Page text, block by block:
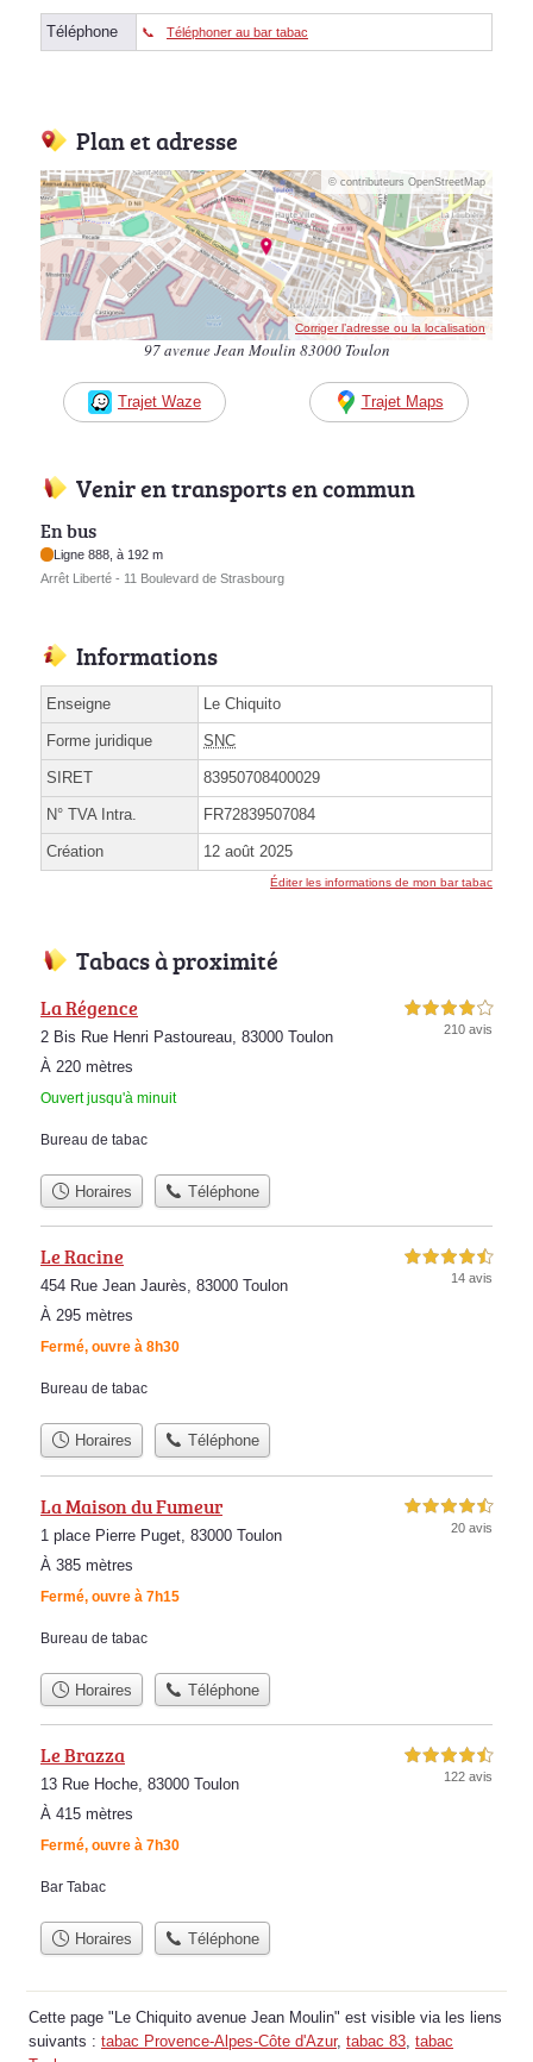
Téléphone Téléphoner au bar tabac
Plan et adresse
© contributeurs OpenStreetMap
Corriger l’adresse ou la localisation
97 avenue Jean Moulin 83000 Toulon
Trajet Waze Trajet Maps
Venir en transports en commun
En bus
Ligne 888, à 192 m
Arrêt Liberté - 11 Boulevard de Strasbourg
Informations
Enseigne Le Chiquito
Forme juridique SNC
SIRET 83950708400029
N° TVA Intra. FR72839507084
Création 12 août 2025
Éditer les informations de mon bar tabac
Tabacs à proximité
La Régence
2 Bis Rue Henri Pastoureau, 83000 Toulon
À 220 mètres
Ouvert jusqu'à minuit
4,0 étoiles sur 5
210 avis
Bureau de tabac
Horaires Téléphone
Le Racine
454 Rue Jean Jaurès, 83000 Toulon
À 295 mètres
Fermé, ouvre à 8h30
4,5 étoiles sur 5
14 avis
Bureau de tabac
Horaires Téléphone
La Maison du Fumeur
1 place Pierre Puget, 83000 Toulon
À 385 mètres
Fermé, ouvre à 7h15
4,5 étoiles sur 5
20 avis
Bureau de tabac
Horaires Téléphone
Le Brazza
13 Rue Hoche, 83000 Toulon
À 415 mètres
Fermé, ouvre à 7h30
4,5 étoiles sur 5
122 avis
Bar Tabac
Horaires Téléphone
Cette page "Le Chiquito avenue Jean Moulin" est visible via les liens
suivants : tabac Provence-Alpes-Côte d'Azur, tabac 83, tabac